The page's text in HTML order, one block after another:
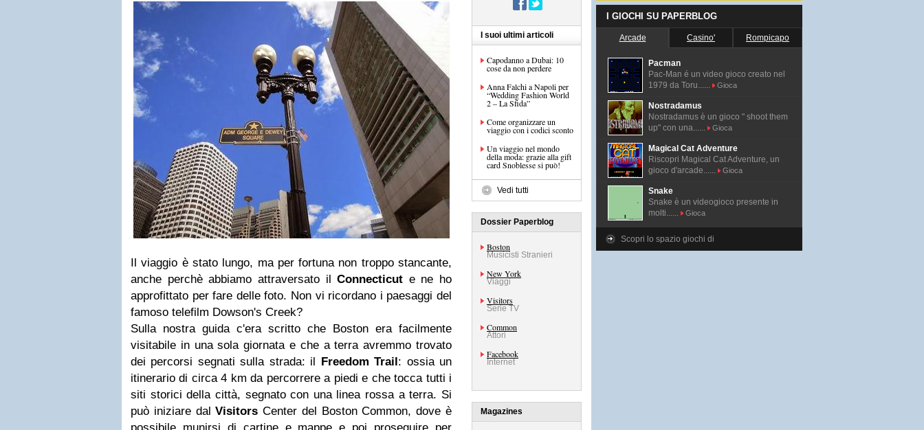
Il viaggio è stato lungo, ma per fortuna non troppo stancante,
anche perchè abbiamo attraversato ilConnecticut e ne ho
approfittato per fare delle foto. Non vi ricordano i paesaggi del
famoso telefilm Dowson's Creek?
Sulla nostra guida c'era scritto che Boston era facilmente
visitabile in una sola giornata e che a terra avremmo trovato
dei percorsi segnati sulla strada: il Freedom Trail: ossia un
itinerario di circa 4 km da percorrere a piedi e che tocca tutti i
siti storici della città, segnato con una linea rossa a terra. Si
può iniziare dalVisitors Center del Boston Common, dove è
I suoi ultimi articoli
Capodanno a Dubai: 10
cose da non perdere
Anna Falchi a Napoli per
“Wedding Fashion World
2 – La Sfida”
Come organizzare un
viaggio con i codici sconto
Un viaggio nel mondo
della moda: grazie alla gift
card Snoblesse si può!
Vedi tutti
Dossier Paperblog
Boston
Musicisti Stranieri
New York
Viaggi
Visitors
Serie TV
Common
Attori
Facebook
Internet
Magazines
I GIOCHI SU PAPERBLOG
Arcade Casino' Rompicapo
Pacman
Pac-Man é un video gioco creato nel
1979 da Toru......
Gioca
Nostradamus
Nostradamus è un gioco " shoot them
up" con una......
Gioca
Magical Cat Adventure
Riscopri Magical Cat Adventure, un
gioco d'arcade......
Gioca
Snake
Snake è un videogioco presente in
molti......
Gioca
Scopri lo spazio giochi di